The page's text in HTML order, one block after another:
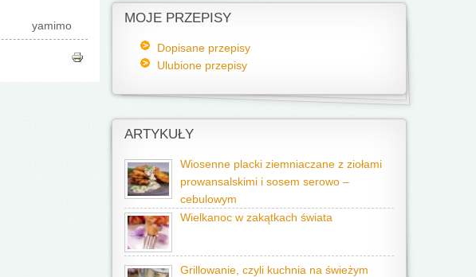
yamimo
MOJE PRZEPISY
Dopisane przepisy
Ulubione przepisy
ARTYKUŁY
Wiosenne placki ziemniaczane z ziołami
prowansalskimi i sosem serowo –
cebulowym
Wielkanoc w zakątkach świata
Grillowanie, czyli kuchnia na świeżym